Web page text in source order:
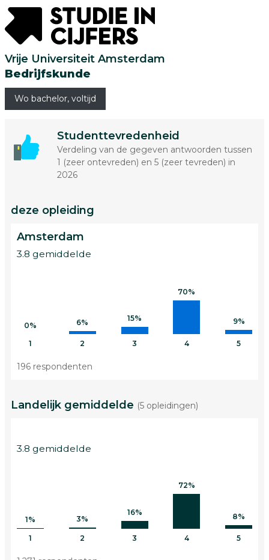
Vrije Universiteit Amsterdam
Bedrijfskunde
Wo bachelor, voltijd
Studenttevredenheid
Verdeling van de gegeven antwoorden tussen
1 (zeer ontevreden) en 5 (zeer tevreden) in
2026
deze opleiding
Amsterdam
3.8 gemiddelde
0%
1
6%
2
15%
3
70%
4
9%
5
196 respondenten
Landelijk gemiddelde (5 opleidingen)
3.8 gemiddelde
1%
1
3%
2
16%
3
72%
4
8%
5